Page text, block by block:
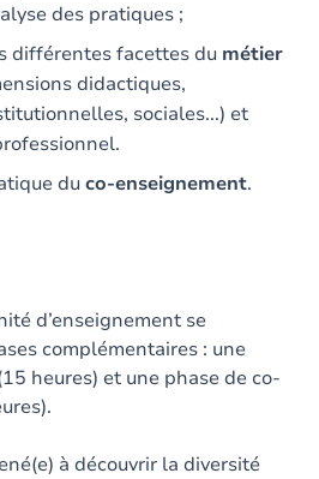
des pratiques ;
différentes facettes du métier
didactiques,
sociales...) et
du co-enseignement.
d’enseignement se
complémentaires : une
heures) et une phase de co-
à découvrir la diversité